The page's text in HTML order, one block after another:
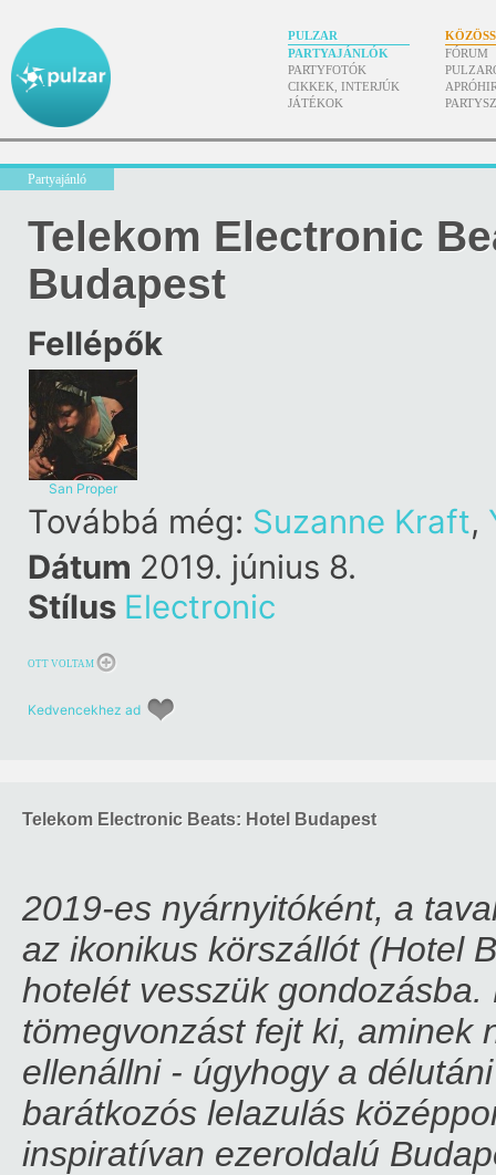
PULZAR
PARTYAJÁNLÓK
PARTYFOTÓK
CIKKEK, INTERJÚK
JÁTÉKOK
FÓRUM
Partyajánló
Telekom Electronic
Budapest
Fellépők
San Proper
Továbbá még: Suzanne Kraft,
Dátum 2019. június 8.
Stílus Electronic
OTT VOLTAM
Kedvencekhez ad
Telekom Electronic Beats: Hotel Budapest
2019-es nyárnyitóként, a
az ikonikus körszállót (Hotel
hotelét vesszük
tömegvonzást fejt ki, aminek
ellenállni - úgyhogy a
barátkozós lelazulás
inspiratívan ezeroldalú